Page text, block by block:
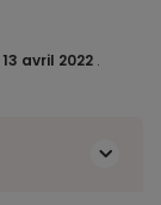
13 avril 2022 .